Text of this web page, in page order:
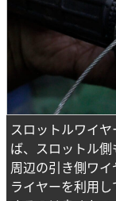
スロットルワイ
ば、スロットル
周辺の引き側ワ
ライヤーを利用